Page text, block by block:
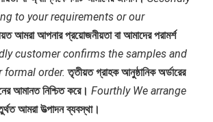
to your requirements or our
আমরা আপনার প্রয়োজনীয়তা বা আমাদের পরামর্শ
customer confirms the samples and
order. তৃতীয়ত গ্রাহক আনুষ্ঠানিক অর্ডারের
আমানত নিশ্চিত করে। Fourthly We arrange
আমরা উত্পাদন ব্যবস্থা।